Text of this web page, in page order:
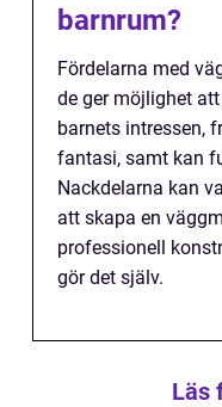
barnrum?
Fördelarna med
de ger möjlighet
barnets intressen,
fantasi, samt kan
Nackdelarna kan
att skapa en
professionell
gör det själv.
Läs